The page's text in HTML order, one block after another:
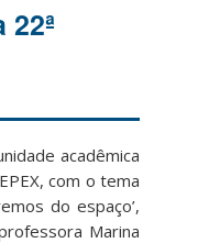
acadêmica
com o tema
do espaço’,
Marina